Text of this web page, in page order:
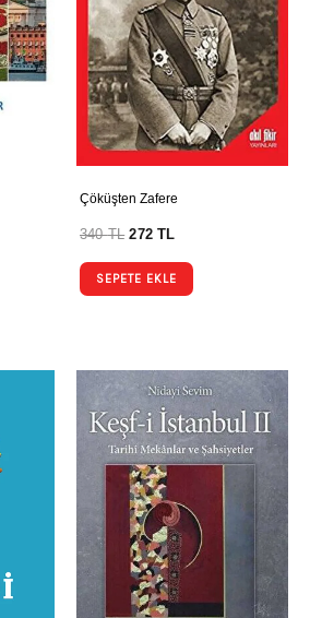
Çöküşten Zafere
340TL 272TL
SEPETE EKLE